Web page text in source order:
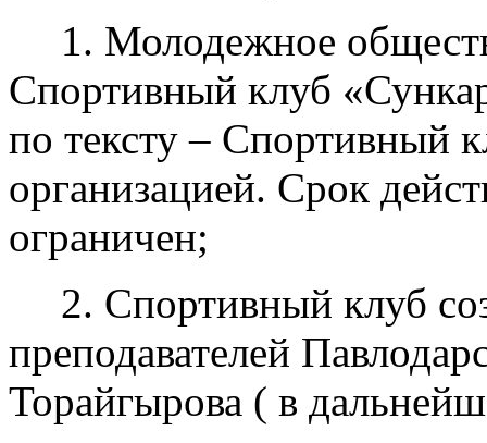
1. Молодежное
Спортивный клуб
по тексту – Спортивный
организацией. Срок
ограничен;
2. Спортивный клуб
преподавателей
Торайгырова ( в